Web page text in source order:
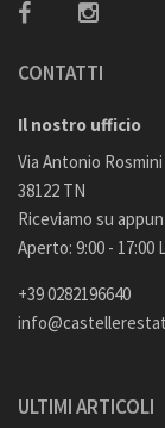
CONTATTI
Il nostro ufficio
Via Antonio
38122 TN
Riceviamo su
Aperto: 9:00 - 17:00
+39 0282196640
ULTIMI ARTICOLI